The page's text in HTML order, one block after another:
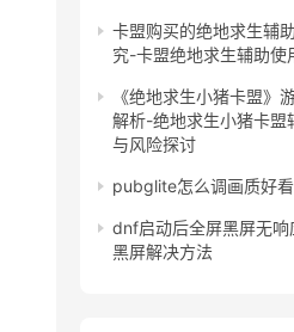
卡盟购买的绝地求生辅
究-卡盟绝地求生辅助使
《绝地求生小猪卡盟》
解析-绝地求生小猪卡盟
与风险探讨
pubglite怎么调画质好
dnf启动后全屏黑屏无
黑屏解决方法